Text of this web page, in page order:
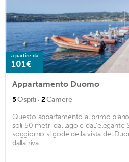
a partire da
101€
Appartamento Duomo
5Ospiti · 2Camere
Questo appartamento al primo
soli 50 metri dal lago e dall'elegante
soggiorno si gode della vista del
dalla riva ...